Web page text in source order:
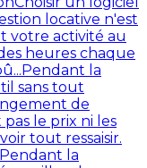
locative n'est
votre activité au
heures chaque
Pendant la
sans tout
de
le prix ni les
tout ressaisir.
Pendant la